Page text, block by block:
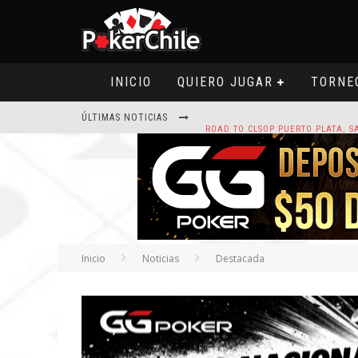
INICIO QUIERO JUGAR
ÚLTIMAS NOTICIAS
HOY CAMISETA FIRMADA POR
Inicio Noticias Destacada